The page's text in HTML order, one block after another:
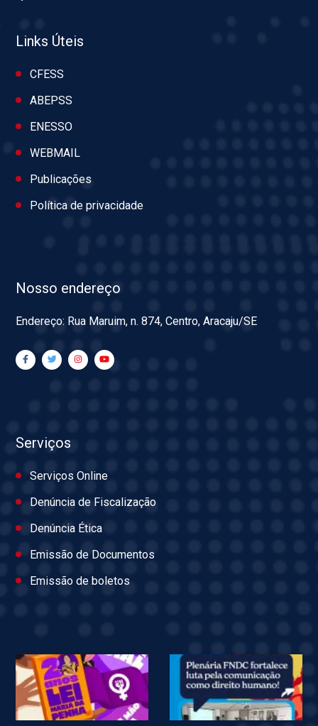
Links Úteis
CFESS
ABEPSS
ENESSO
WEBMAIL
Publicações
Política de privacidade
Nosso endereço
Endereço: Rua Maruim, n. 874, Centro, Aracaju/SE
Serviços
Serviços Online
Denúncia de Fiscalização
Denúncia Ética
Emissão de Documentos
Emissão de boletos